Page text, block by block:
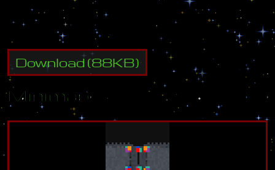
Download(88KB)
Minimap